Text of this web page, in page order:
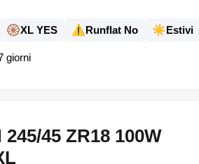
🛞XL YES ⚠️Runflat No ☀️Estivi
giorni
45 ZR18 100W